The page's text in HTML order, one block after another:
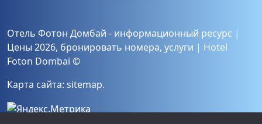
Отель Фотон Домбай - информационный ресурс |
Цены 2026, бронировать номера, услуги | Hotel
Foton Dombai ©
Карта сайта: sitemap.